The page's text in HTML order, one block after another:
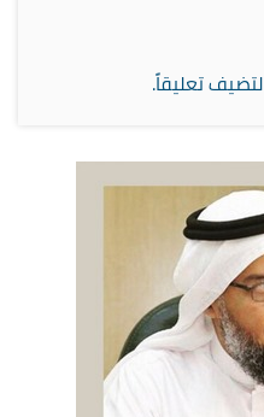
لتضيف تعليقاً.